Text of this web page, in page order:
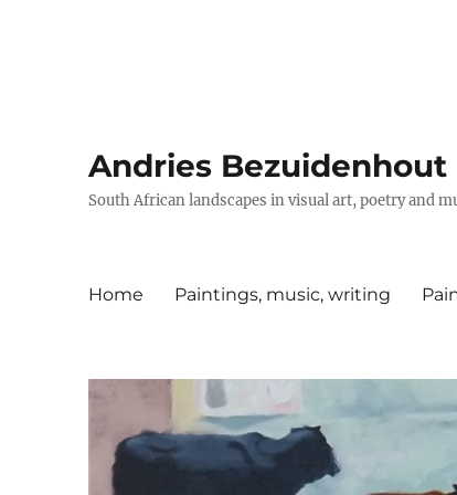
Andries Bezuidenhout
South African landscapes in visual art, poetry and
Home Paintings, music, writing